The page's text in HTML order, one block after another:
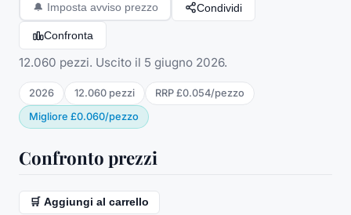
🔔 Imposta avviso prezzo Condividi
Confronta
12.060 pezzi. Uscito il 5 giugno 2026.
2026 12.060 pezzi RRP £0.054/pezzo
Migliore £0.060/pezzo
Confronto prezzi
🛒 Aggiungi al carrello